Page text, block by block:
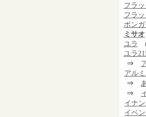
フラ
フラ
ボン
ミサオ
ユラ
ユラ
⇒
アル
⇒
⇒
イナ
イベン